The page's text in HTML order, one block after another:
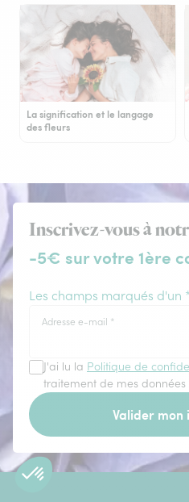
La signification et le langage
des fleurs
Inscrivez-vous à
-5€ sur votre 1ère
Les champs marqués d'un
Adresse e-mail *
J'ai lu la Politique de
traitement de mes données
Valider mon